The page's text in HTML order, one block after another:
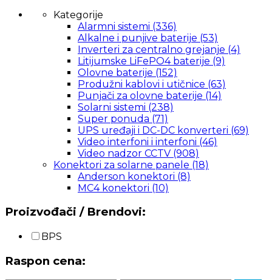
Kategorije
Alarmni sistemi (336)
Alkalne i punjive baterije (53)
Inverteri za centralno grejanje (4)
Litijumske LiFePO4 baterije (9)
Olovne baterije (152)
Produžni kablovi i utičnice (63)
Punjači za olovne baterije (14)
Solarni sistemi (238)
Super ponuda (71)
UPS uređaji i DC-DC konverteri (69)
Video interfoni i interfoni (46)
Video nadzor CCTV (908)
Konektori za solarne panele (18)
Anderson konektori (8)
MC4 konektori (10)
Proizvođači / Brendovi:
BPS
Raspon cena: